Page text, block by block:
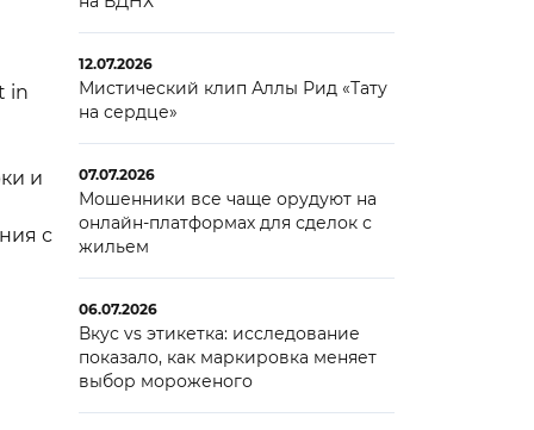
in
и
с
12.07.2026
Мистический клип Аллы Рид «Тату
на сердце»
07.07.2026
Мошенники все чаще орудуют на
онлайн-платформах для сделок с
жильем
06.07.2026
Вкус vs этикетка: исследование
показало, как маркировка меняет
выбор мороженого